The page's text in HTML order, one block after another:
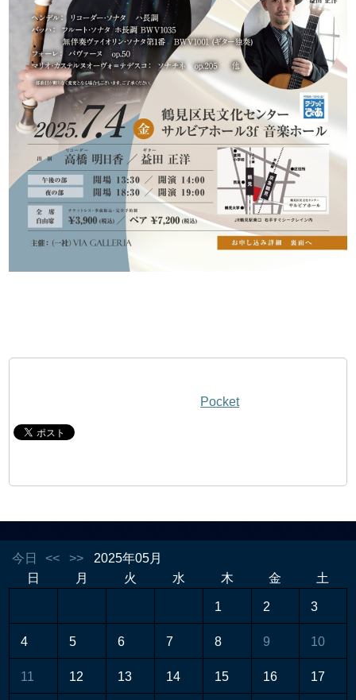
Pocket
今日 << >>
2025年05月
日
月 火 水 木 金 土
1 2 3
4 5 6 7 8 9 10
11 12 13 14 15 16 17